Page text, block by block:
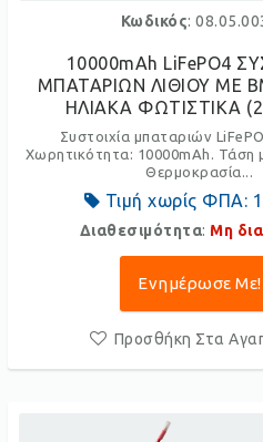
Κωδικός:
10000mAh LiFePO4
ΜΠΑΤΑΡΙΩΝ ΛΙΘΙΟΥ ΜΕ
ΗΛΙΑΚΑ ΦΩΤΙΣΤΙΚΑ
Συστοιχία μπαταριών
Χωρητικότητα: 10000mAh. Τάση
Θερμοκρασία...
Τιμή χωρίς ΦΠΑ:
Διαθεσιμότητα: Μη
Ενημέρωσε Με!
Προσθήκη Στα